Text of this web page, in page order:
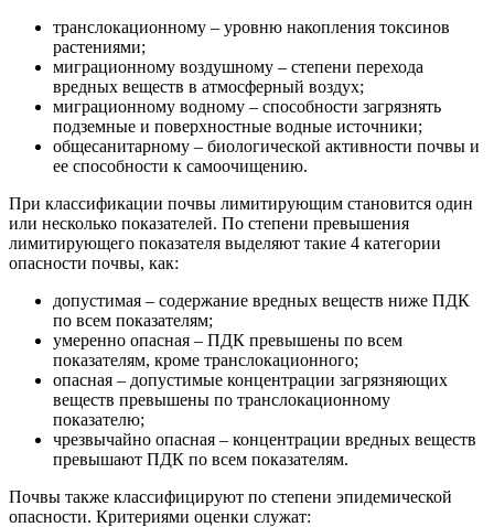
транслокационному – уровню накопления токсинов
растениями;
миграционному воздушному – степени перехода
вредных веществ в атмосферный воздух;
миграционному водному – способности загрязнять
подземные и поверхностные водные источники;
общесанитарному – биологической активности почвы и
ее способности к самоочищению.
При классификации почвы лимитирующим становится один
или несколько показателей. По степени превышения
лимитирующего показателя выделяют такие 4 категории
опасности почвы, как:
допустимая – содержание вредных веществ ниже ПДК
по всем показателям;
умеренно опасная – ПДК превышены по всем
показателям, кроме транслокационного;
опасная – допустимые концентрации загрязняющих
веществ превышены по транслокационному
показателю;
чрезвычайно опасная – концентрации вредных веществ
превышают ПДК по всем показателям.
Почвы также классифицируют по степени эпидемической
опасности. Критериями оценки служат: